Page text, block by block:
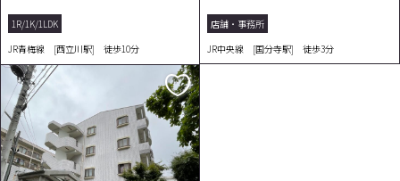
1R/1K/1LDK
JR青梅線 [西立川駅] 徒歩10分
店舗・事務所
JR中央線 [国分寺駅] 徒歩3分